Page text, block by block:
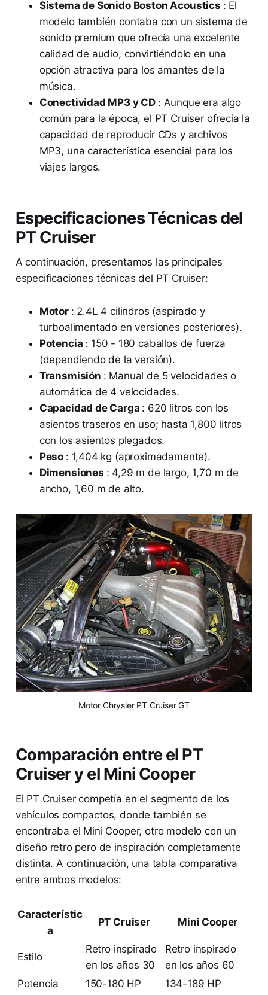
Sistema de Sonido Boston Acoustics : El
modelo también contaba con un sistema de
sonido premium que ofrecía una excelente
calidad de audio, convirtiéndolo en una
opción atractiva para los amantes de la
música.
Conectividad MP3 y CD : Aunque era algo
común para la época, el PT Cruiser ofrecía la
capacidad de reproducir CDs y archivos
MP3, una característica esencial para los
viajes largos.
Especificaciones Técnicas del
PT Cruiser
A continuación, presentamos las principales
especificaciones técnicas del PT Cruiser:
Motor : 2.4L 4 cilindros (aspirado y
turboalimentado en versiones posteriores).
Potencia : 150 - 180 caballos de fuerza
(dependiendo de la versión).
Transmisión : Manual de 5 velocidades o
automática de 4 velocidades.
Capacidad de Carga : 620 litros con los
asientos traseros en uso; hasta 1,800 litros
con los asientos plegados.
Peso : 1,404 kg (aproximadamente).
Dimensiones : 4,29 m de largo, 1,70 m de
ancho, 1,60 m de alto.
Motor Chrysler PT Cruiser GT
Comparación entre el PT
Cruiser y el Mini Cooper
El PT Cruiser competía en el segmento de los
vehículos compactos, donde también se
encontraba el Mini Cooper, otro modelo con un
diseño retro pero de inspiración completamente
distinta. A continuación, una tabla comparativa
entre ambos modelos:
Característic
a
PT Cruiser Mini Cooper
Estilo
Retro inspirado
en los años 30
Retro inspirado
en los años 60
Potencia
150-180 HP 134-189 HP